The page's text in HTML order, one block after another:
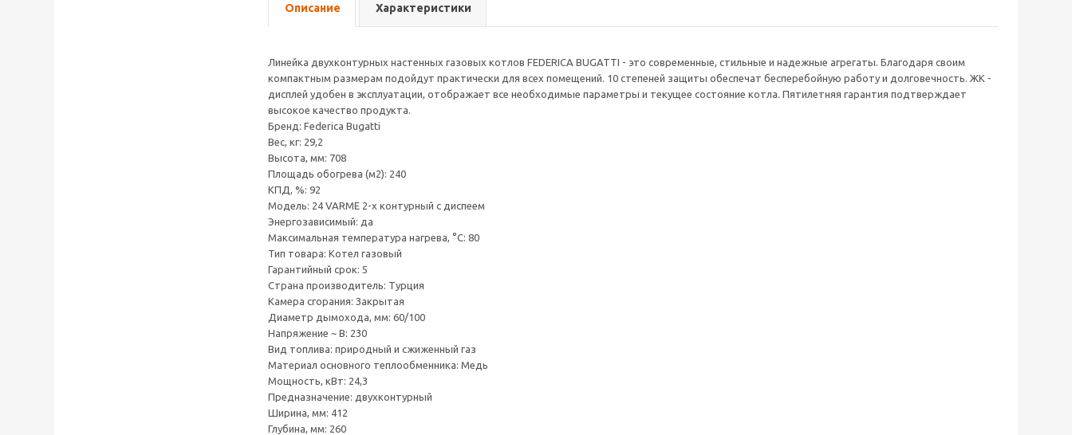
Описание Характеристики
Линейка двухконтурных настенных газовых котлов FEDERICA BUGATTI - это современные, стильные и надежные агрегаты. Благодаря своим
компактным размерам подойдут практически для всех помещений. 10 степеней защиты обеспечат бесперебойную работу и долговечность. ЖК -
дисплей удобен в эксплуатации, отображает все необходимые параметры и текущее состояние котла. Пятилетняя гарантия подтверждает
высокое качество продукта.
Бренд: Federica Bugatti
Вес, кг: 29,2
Высота, мм: 708
Площадь обогрева (м2): 240
КПД, %: 92
Модель: 24 VARME 2-х контурный с диспеем
Энергозависимый: да
Максимальная температура нагрева, °С: 80
Тип товара: Котел газовый
Гарантийный срок: 5
Страна производитель: Турция
Камера сгорания: Закрытая
Диаметр дымохода, мм: 60/100
Напряжение ~ В: 230
Вид топлива: природный и сжиженный газ
Материал основного теплообменника: Медь
Мощность, кВт: 24,3
Предназначение: двухконтурный
Ширина, мм: 412
Глубина, мм: 260